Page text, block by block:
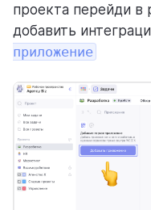
проекта перейди в
добавить
приложение